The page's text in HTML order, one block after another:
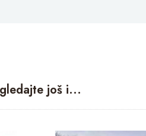
još i...